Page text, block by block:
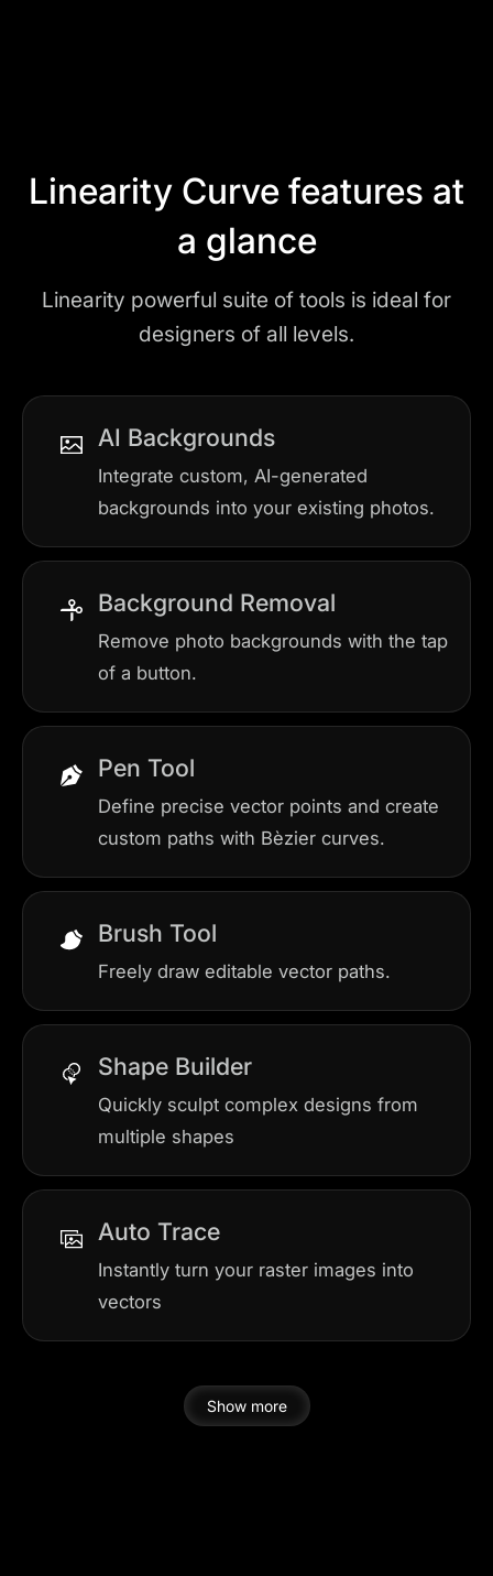
Linearity Curve features at
a glance
Linearity powerful suite of tools is ideal for
designers of all levels.
AI Backgrounds
Integrate custom, AI-generated
backgrounds into your existing photos.
Background Removal
Remove photo backgrounds with the tap
of a button.
Pen Tool
Define precise vector points and create
custom paths with Bèzier curves.
Brush Tool
Freely draw editable vector paths.
Shape Builder
Quickly sculpt complex designs from
multiple shapes
Auto Trace
Instantly turn your raster images into
vectors
Show more